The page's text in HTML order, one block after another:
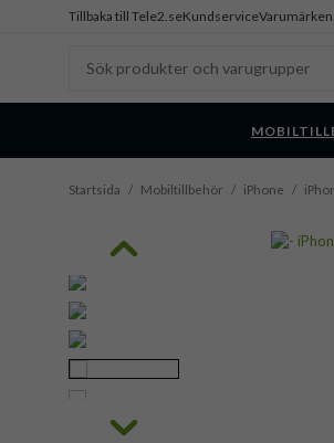
Tillbaka till Tele2.seKundserviceVarumärken
Startsida / Mobiltillbehör / iPhone /